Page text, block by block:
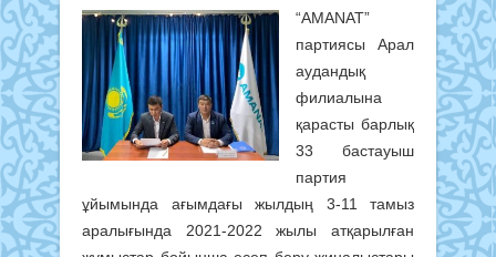
“AMANAT”
партиясы Арал
аудандық
филиалына
қарасты барлық
33 бастауыш
партия
ұйымында ағымдағы жылдың 3-11 тамыз
аралығында 2021-2022 жылы атқарылған